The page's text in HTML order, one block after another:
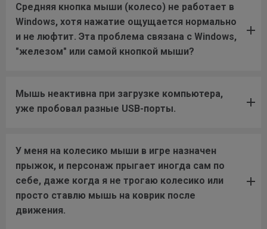
Средняя кнопка мыши (колесо) не работает в
Windows, хотя нажатие ощущается нормально
и не люфтит. Эта проблема связана с Windows,
"железом" или самой кнопкой мыши?
Мышь неактивна при загрузке компьютера,
уже пробовал разные USB-порты.
У меня на колесико мыши в игре назначен
прыжок, и персонаж прыгает иногда сам по
себе, даже когда я не трогаю колесико или
просто ставлю мышь на коврик после
движения.